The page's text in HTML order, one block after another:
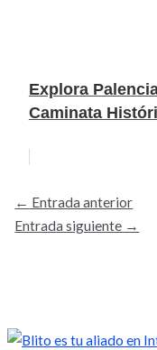
Explora
Caminata
← Entrada anterior
Entrada siguiente →